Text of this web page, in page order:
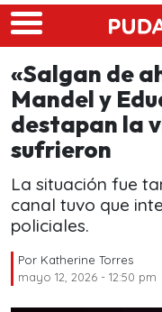
Skip to main content
«Salgan de
Mandel y
destapan la
sufrieron
La situación fue
canal tuvo que
policiales.
Por Katherine Torres
mayo 12, 2026 - 12:50 pm